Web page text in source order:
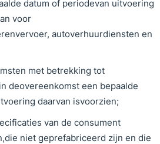
datum of periodevan uitvoering
voor
autoverhuurdiensten en
met betrekking tot
deovereenkomst een bepaalde
daarvan isvoorzien;
van de consument
niet geprefabriceerd zijn en die